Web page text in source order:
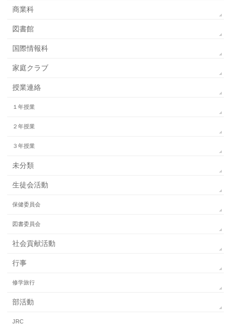
商業科
図書館
国際情報科
家庭クラブ
授業連絡
１年授業
２年授業
３年授業
未分類
生徒会活動
保健委員会
図書委員会
社会貢献活動
行事
修学旅行
部活動
JRC